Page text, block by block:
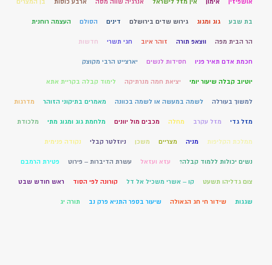
בת שבע גוג ומגוג גירוש שדים בירושלם דינים הסולם העצמה רוחנית
הר הבית מפה ווצאפ תורה זוהר איוב חגי תשרי חדשות
חכמת אדם תאיר פניו חסידות לנשים יארצייט הרבי מקוצק
יוטיוב קבלה שיעור יומי יציאת חמה מנרתיקה לימוד קבלה בקריית אתא
למשוך בעורלה לשמה במעשה או לשמה בכוונה מאמרים בתיקוני הזוהר מדרגות
מזל גדי מזל עקרב מחלה מכבים מול יוונים מלחמת גוג ומגוג מתי מלכודת
ממלכת הקליפות מניה מצריים משכן ניוזלטר קבלי נקודה פנימית
נשים יכולות ללמוד קבלה? עזא ועזאל עשרת הדיברות – פירוט פטירת הרמבם
צום גדליהו תשעט קו – אשרי משכיל אל דל קורונה לפי הסוד ראש חודש שבט
שגגות שידור חי חג הגאולה שיעור בספר התניא פרק נב תורה יג